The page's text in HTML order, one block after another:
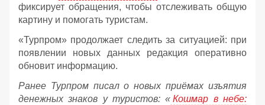
фиксирует обращения, чтобы отслеживать общую
картину и помогать туристам.
«Турпром» продолжает следить за ситуацией: при
появлении новых данных редакция оперативно
обновит информацию.
Ранее Турпром писал о новых приёмах изъятия
денежных знаков у туристов: « Кошмар в небе: